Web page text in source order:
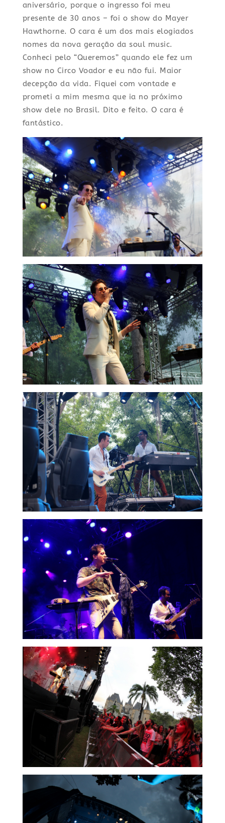
aniversário, porque o ingresso foi meu
presente de 30 anos – foi o show do Mayer
Hawthorne. O cara é um dos mais elogiados
nomes da nova geração da soul music.
Conheci pelo “Queremos” quando ele fez um
show no Circo Voador e eu não fui. Maior
decepção da vida. Fiquei com vontade e
prometi a mim mesma que ia no próximo
show dele no Brasil. Dito e feito. O cara é
fantástico.